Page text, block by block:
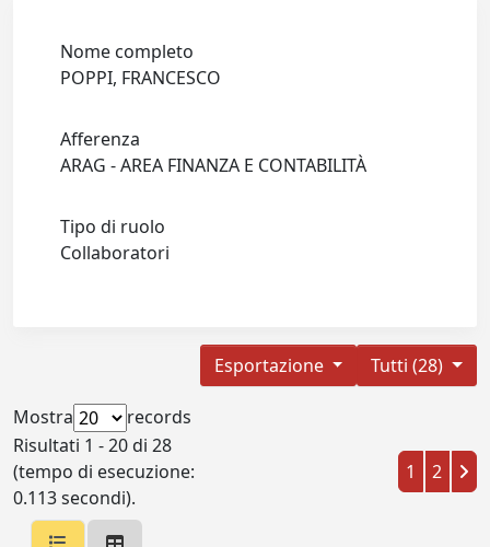
Nome completo
POPPI, FRANCESCO
Afferenza
ARAG - AREA FINANZA E CONTABILITÀ
Tipo di ruolo
Collaboratori
Tutti (28)
Esportazione
Mostra
records
Risultati 1 - 20 di 28
(tempo di esecuzione:
0.113 secondi).
1 2